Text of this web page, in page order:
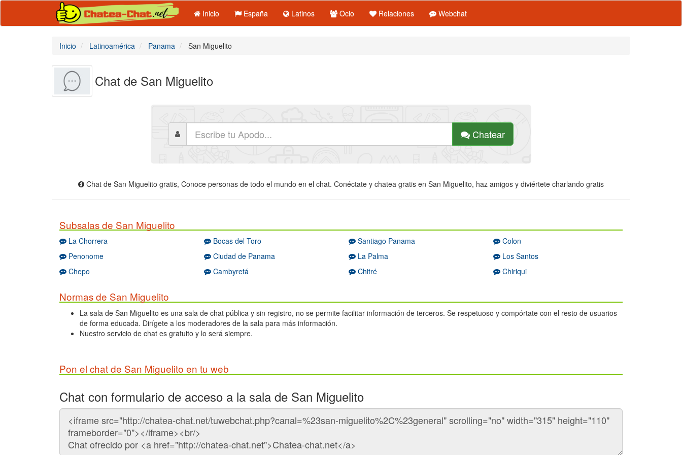
Inicio España Latinos Ocio Relaciones Webchat
Inicio Latinoamérica Panama San Miguelito
Chat de San Miguelito
Chatear
Chat de San Miguelito gratis, Conoce personas de todo el mundo en el chat. Conéctate y chatea gratis en San Miguelito, haz amigos y diviértete charlando gratis
Subsalas de San Miguelito
La Chorrera Bocas del Toro Santiago Panama
Colon
Penonome
Ciudad de Panama La Palma
Los Santos
Chepo
Cambyretá Chitré Chiriqui
Normas de San Miguelito
La sala de San Miguelito es una sala de chat pública y sin registro, no se permite facilitar información de terceros. Se respetuoso y compórtate con el resto de usuarios
de forma educada. Dirígete a los moderadores de la sala para más información.
Nuestro servicio de chat es gratuito y lo será siempre.
Pon el chat de San Miguelito en tu web
Chat con formulario de acceso a la sala de San Miguelito
Código
del
chat